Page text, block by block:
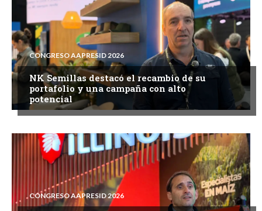
CONGRESO AAPRESID 2026
NK Semillas destacó el recambio de su
portafolio y una campaña con alto
potencial
CONGRESO AAPRESID 2026